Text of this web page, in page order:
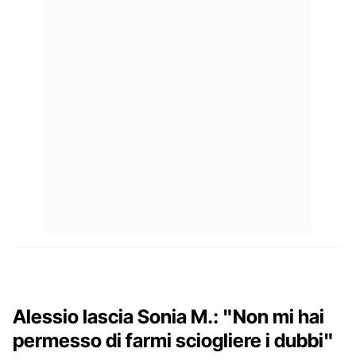
Alessio lascia Sonia M.: "Non mi hai
permesso di farmi sciogliere i dubbi"